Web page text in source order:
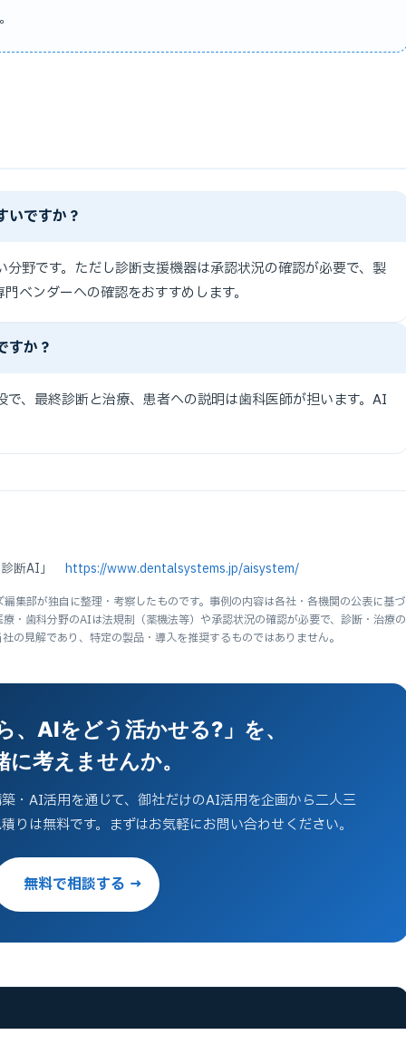
いですか？
野です。ただし診断支援機器は承認状況の確認が必要で、製
ベンダーへの確認をおすすめします。
すか？
、最終診断と治療、患者への説明は歯科医師が担います。AI
診断AI」 https://www.dentalsystems.jp/aisystem/
集部が独自に整理・考察したものです。事例の内容は各社・各機関の公表に基づ
・歯科分野のAIは法規制（薬機法等）や承認状況の確認が必要で、診断・治療の
の見解であり、特定の製品・導入を推奨するものではありません。
、AIをどう活かせる?」を、
に考えませんか。
・AI活用を通じて、御社だけのAI活用を企画から二人三
りは無料です。まずはお気軽にお問い合わせください。
無料で相談する →